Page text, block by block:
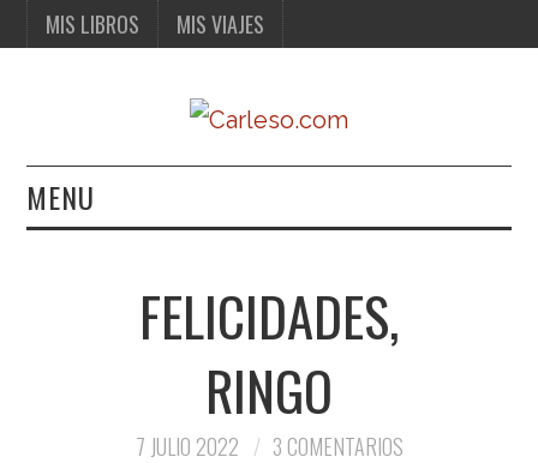
MIS LIBROS MIS VIAJES
MENU
MIS VIAJESFELICIDADES,
RINGO
7 JULIO 2022 3 COMENTARIOS